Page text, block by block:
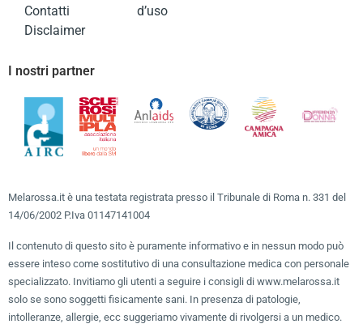
Contatti
Disclaimer
d’uso
I nostri partner
Melarossa.it è una testata registrata presso il Tribunale di Roma n. 331 del
14/06/2002 P.Iva 01147141004
Il contenuto di questo sito è puramente informativo e in nessun modo può
essere inteso come sostitutivo di una consultazione medica con personale
specializzato. Invitiamo gli utenti a seguire i consigli di www.melarossa.it
solo se sono soggetti fisicamente sani. In presenza di patologie,
intolleranze, allergie, ecc suggeriamo vivamente di rivolgersi a un medico.